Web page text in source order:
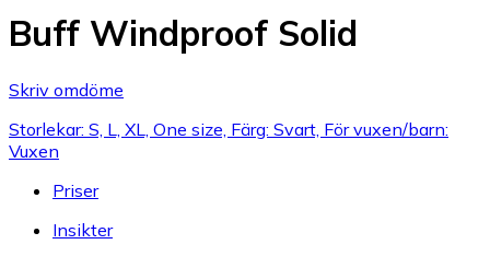
Buff Windproof Solid
Skriv omdöme
Storlekar: S, L, XL, One size, Färg: Svart, För vuxen/barn:
Vuxen
Priser
Insikter